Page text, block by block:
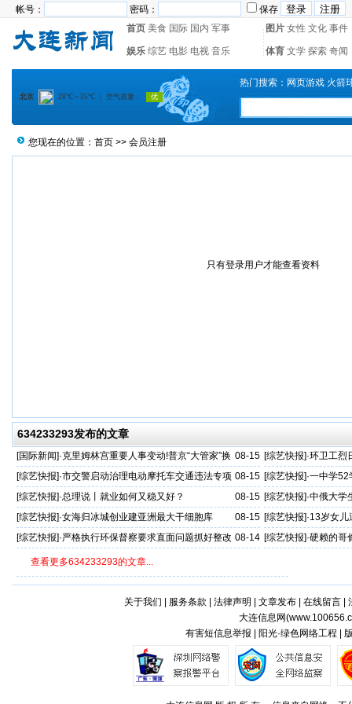
帐号： 密码：
保存
首页 美食 国际 国内 军事 图片 女性 文化 事件
娱乐 综艺 电影 电视 音乐 体育 文学 探索 奇闻
热门搜索： 网页游戏 火箭
您现在的位置： 首页 >> 会员注册
只有登录用户才能查看资料
634233293发布的文章
08-15
[国际新闻]·克里姆林宫重要人事变动!普京“大管家”换
人
[综艺快报]·环卫工烈
08-15
[综艺快报]·市交警启动治理电动摩托车交通违法专项
行动
[综艺快报]·一中学52
责？
08-15
[综艺快报]·总理说丨就业如何又稳又好？ [综艺快报]·中俄大学
08-15
[综艺快报]·女海归冰城创业建亚洲最大干细胞库 [综艺快报]·13岁女儿
08-14
[综艺快报]·严格执行环保督察要求直面问题抓好整改
落实
[综艺快报]·硬赖的哥
查看更多634233293的文章...
关于我们 服务条款 法律声明 文章发布| 在线留言|
大连信息网(
有害短信息举报 | 阳光·绿色网络工程 |